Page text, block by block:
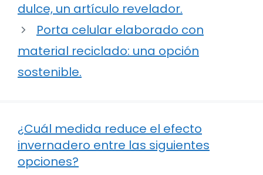
dulce, un artículo revelador.
Porta celular elaborado con
material reciclado: una opción
sostenible.
¿Cuál medida reduce el efecto
invernadero entre las siguientes
opciones?